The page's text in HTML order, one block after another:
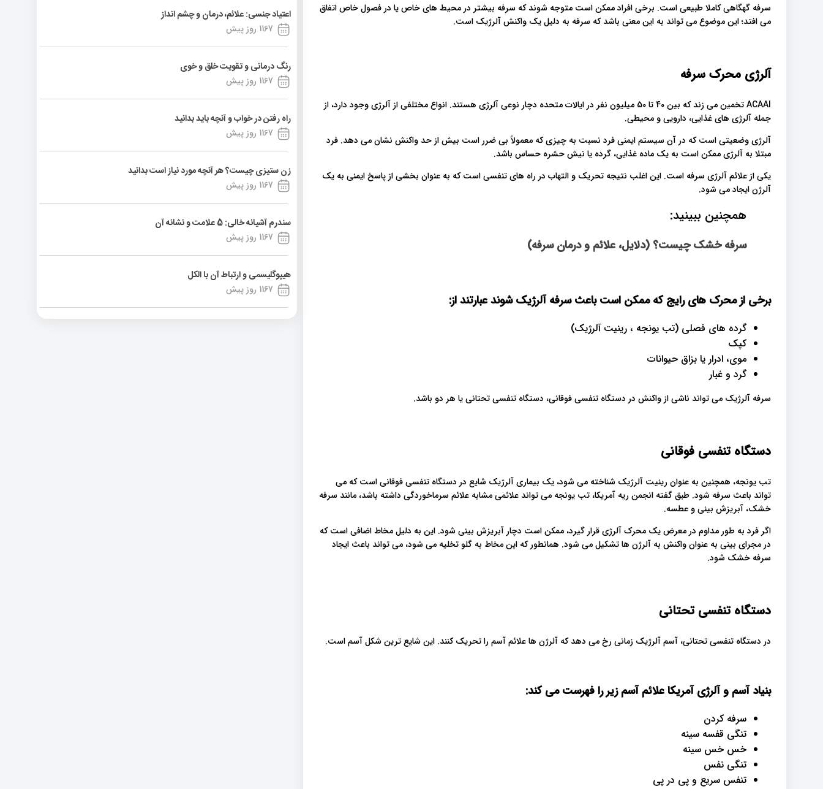
اعتیاد جنسی: علائم، درمان و چشم انداز
1167 روز پیش
رنگ درمانی و تقویت خلق و خوی
1167 روز پیش
راه رفتن در خواب و آنچه باید بدانید
1167 روز پیش
زن ستیزی چیست؟ هر آنچه مورد نیاز است بدانید
1167 روز پیش
سندرم آشیانه خالی: 5 علامت و نشانه آن
1167 روز پیش
هیپوگلیسمی و ارتباط آن با الکل
1167 روز پیش
سرفه گهگاهی کاملا طبیعی است. برخی افراد ممکن است متوجه شوند که سرفه بیشتر در محیط های خاص یا در فصول خاص اتفاق
می افتد؛ این موضوع می تواند به این معنی باشد که سرفه به دلیل یک واکنش آلرژیک است.
آلرژی محرک سرفه
ACAAI تخمین می زند که بین 40 تا 50 میلیون نفر در ایالات متحده دچار نوعی آلرژی هستند. انواع مختلفی از آلرژی وجود دارد، از
جمله آلرژی های غذایی، دارویی و محیطی.
آلرژی وضعیتی است که در آن سیستم ایمنی فرد نسبت به چیزی که معمولاً بی ضرر است بیش از حد واکنش نشان می دهد. فرد
مبتلا به آلرژی ممکن است به یک ماده غذایی، گرده یا نیش حشره حساس باشد.
یکی از علائم آلرژی سرفه است. این اغلب نتیجه تحریک و التهاب در راه های تنفسی است که به عنوان بخشی از پاسخ ایمنی به یک
آلرژن ایجاد می شود.
همچنین ببینید:
سرفه خشک چیست؟ (دلایل، علائم و درمان سرفه)
برخی از محرک های رایج که ممکن است باعث سرفه آلرژیک شوند عبارتند از:
گرده های فصلی (تب یونجه ، رینیت آلرژیک)
کپک
موی، ادرار یا بزاق حیوانات
گرد و غبار
سرفه آلرژیک می تواند ناشی از واکنش در دستگاه تنفسی فوقانی، دستگاه تنفسی تحتانی یا هر دو باشد.
دستگاه تنفسی فوقانی
تب یونجه، همچنین به عنوان رینیت آلرژیک شناخته می شود، یک بیماری آلرژیک شایع در دستگاه تنفسی فوقانی است که می
تواند باعث سرفه شود. طبق گفته انجمن ریه آمریکا، تب یونجه می تواند علائمی مشابه علائم سرماخوردگی داشته باشد، مانند سرفه
خشک، آبریزش بینی و عطسه.
اگر فرد به طور مداوم در معرض یک محرک آلرژی قرار گیرد، ممکن است دچار آبریزش بینی شود. این به دلیل مخاط اضافی است که
در مجرای بینی به عنوان واکنش به آلرژن ها تشکیل می شود. همانطور که این مخاط به گلو تخلیه می شود، می تواند باعث ایجاد
سرفه خشک شود.
دستگاه تنفسی تحتانی
در دستگاه تنفسی تحتانی، آسم آلرژیک زمانی رخ می دهد که آلرژن ها علائم آسم را تحریک کنند. این شایع ترین شکل آسم است.
بنیاد آسم و آلرژی آمریکا علائم آسم زیر را فهرست می کند:
سرفه کردن
تنگی قفسه سینه
خس خس سینه
تنگی نفس
تنفس سریع و پی در پی